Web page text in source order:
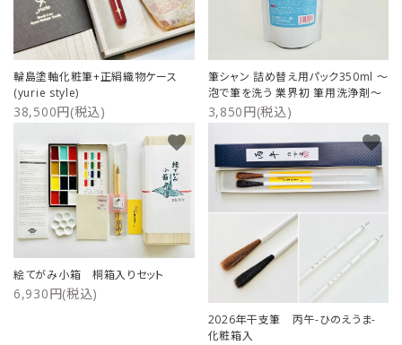
輪島塗軸化粧筆+正絹織物ケース
(yurie style)
38,500円(税込)
筆シャン 詰め替え用パック350ml ～
泡で筆を洗う 業界初 筆用洗浄剤～
3,850円(税込)
絵てがみ小箱 桐箱入りセット
6,930円(税込)
favorite
2026年干支筆 丙午-ひのえうま-
化粧箱入
favorite